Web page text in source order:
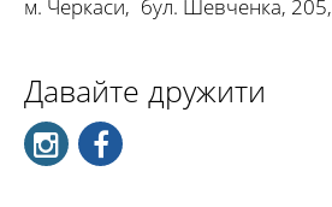
м. Черкаси, бул. Шевченка,
Давайте дружити